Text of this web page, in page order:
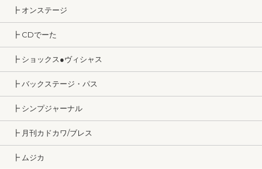
┣ オンステージ
┣ CDでーた
┣ ショックス●ヴィシャス
┣ バックステージ・パス
┣ シンプジャーナル
┣ 月刊カドカワ/ブレス
┣ ムジカ